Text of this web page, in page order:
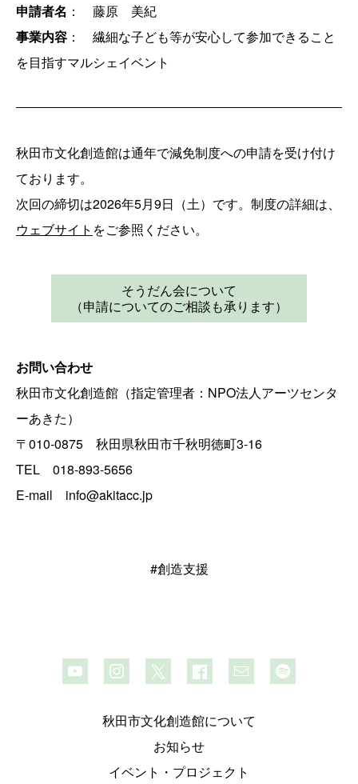
申請者名 ： 藤原 美紀
事業内容 ： 繊細な子ども等が安心して参加できること
を目指すマルシェイベント
秋田市文化創造館は通年で減免制度への申請を受け付け
ております。
次回の締切は2026年5月9日（土）です。制度の詳細は、
ウェブサイト をご参照ください。
そうだん会について
（申請についてのご相談も承ります）
お問い合わせ
秋田市文化創造館（指定管理者：NPO法人アーツセンタ
ーあきた）
〒010-0875 秋田県秋田市千秋明徳町3-16
TEL 018-893-5656
E-mail info@akitacc.jp
#創造支援
秋田市文化創造館について
お知らせ
イベント・プロジェクト